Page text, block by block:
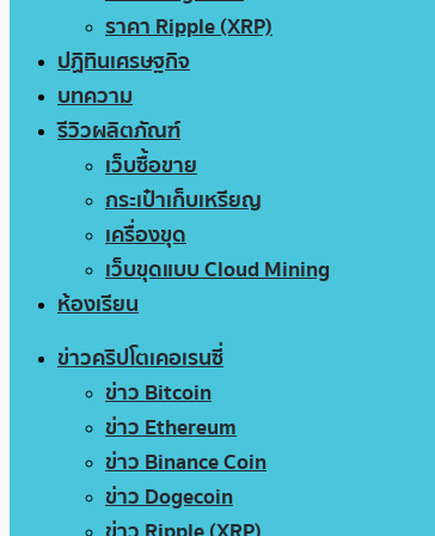
ราคา Ripple (XRP)
ปฏิทินเศรษฐกิจ
บทความ
รีวิวผลิตภัณฑ์
เว็บซื้อขาย
กระเป๋าเก็บเหรียญ
เครื่องขุด
เว็บขุดแบบ Cloud Mining
ห้องเรียน
ข่าวคริปโตเคอเรนซี่
ข่าว Bitcoin
ข่าว Ethereum
ข่าว Binance Coin
ข่าว Dogecoin